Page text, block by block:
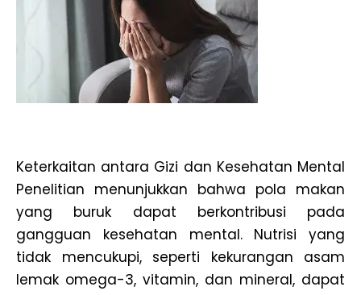
Keterkaitan antara Gizi dan Kesehatan Mental
Penelitian menunjukkan bahwa pola makan
yang buruk dapat berkontribusi pada
gangguan kesehatan mental. Nutrisi yang
tidak mencukupi, seperti kekurangan asam
lemak omega-3, vitamin, dan mineral, dapat